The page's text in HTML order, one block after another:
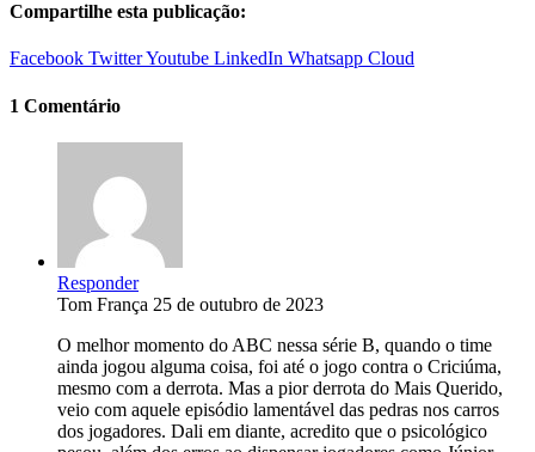
Compartilhe esta publicação:
Facebook TwitterYoutube LinkedIn Whatsapp Cloud
1 Comentário
Responder
Tom França 25 de outubro de 2023
O melhor momento do ABC nessa série B, quando o time
ainda jogou alguma coisa, foi até o jogo contra o Criciúma,
mesmo com a derrota. Mas a pior derrota do Mais Querido,
veio com aquele episódio lamentável das pedras nos carros
dos jogadores. Dali em diante, acredito que o psicológico